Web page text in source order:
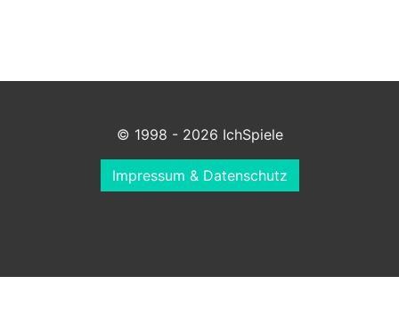
© 1998 - 2026 IchSpiele
Impressum & Datenschutz